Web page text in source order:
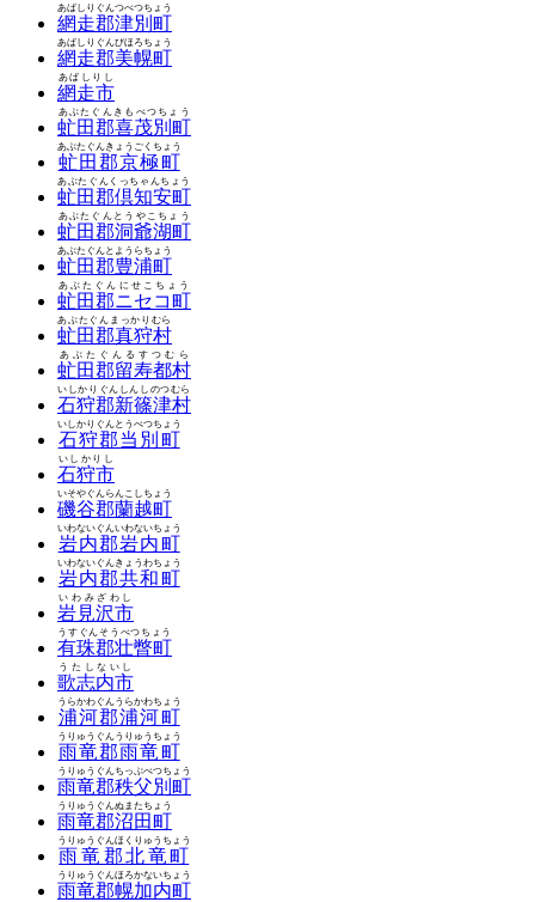
網走郡津別町
あばしりぐんつべつちょう
網走郡美幌町
あばしりぐんびほろちょう
網走市
あばしりし
虻田郡喜茂別町
あぶたぐんきもべつちょう
虻田郡京極町
あぶたぐんきょうごくちょう
虻田郡倶知安町
あぶたぐんくっちゃんちょう
虻田郡洞爺湖町
あぶたぐんとうやこちょう
虻田郡豊浦町
あぶたぐんとようらちょう
虻田郡ニセコ町
あぶたぐんにせこちょう
虻田郡真狩村
あぶたぐんまっかりむら
虻田郡留寿都村
あぶたぐんるすつむら
石狩郡新篠津村
いしかりぐんしんしのつむら
石狩郡当別町
いしかりぐんとうべつちょう
石狩市
いしかりし
磯谷郡蘭越町
いそやぐんらんこしちょう
岩内郡岩内町
いわないぐんいわないちょう
岩内郡共和町
いわないぐんきょうわちょう
岩見沢市
いわみざわし
有珠郡壮瞥町
うすぐんそうべつちょう
歌志内市
うたしないし
浦河郡浦河町
うらかわぐんうらかわちょう
雨竜郡雨竜町
うりゅうぐんうりゅうちょう
雨竜郡秩父別町
うりゅうぐんちっぷべつちょう
雨竜郡沼田町
うりゅうぐんぬまたちょう
雨竜郡北竜町
うりゅうぐんほくりゅうちょう
雨竜郡幌加内町
うりゅうぐんほろかないちょう